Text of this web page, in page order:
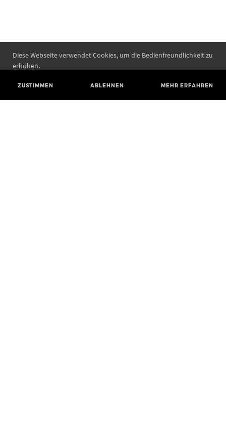
Diese Webseite verwendet Cookies, um die Bedienfreundlichkeit zu
erhöhen.
ZUSTIMMEN ABLEHNEN MEHR ERFAHREN